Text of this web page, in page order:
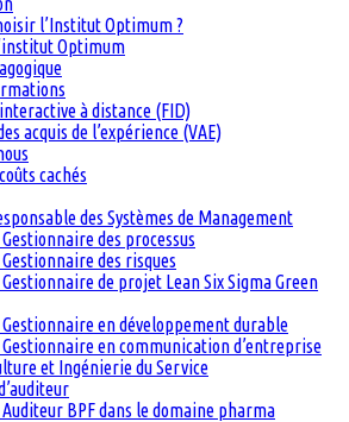
l’Institut Optimum ?
Optimum
à distance (FID)
acquis de l’expérience (VAE)
cachés
des Systèmes de Management
Gestionnaire des processus
Gestionnaire des risques
Gestionnaire de projet Lean Six Sigma Green
Gestionnaire en développement durable
Gestionnaire en communication d’entreprise
et Ingénierie du Service
Auditeur BPF dans le domaine pharma